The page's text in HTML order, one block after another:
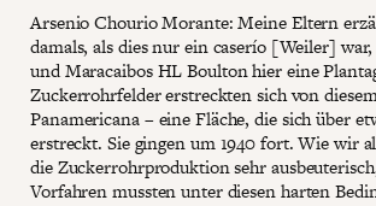
Arsenio Chourio Morante: Meine Eltern
damals, als dies nur ein caserío [Weiler]
und Maracaibos HL Boulton hier eine
Zuckerrohrfelder erstreckten sich von
Panamericana – eine Fläche, die sich über
erstreckt. Sie gingen um 1940 fort. Wie wir
die Zuckerrohrproduktion sehr
Vorfahren mussten unter diesen harten